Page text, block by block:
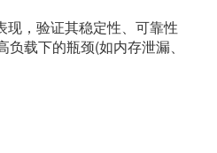
，验证其稳定性、可靠性
载下的瓶颈(如内存泄漏、